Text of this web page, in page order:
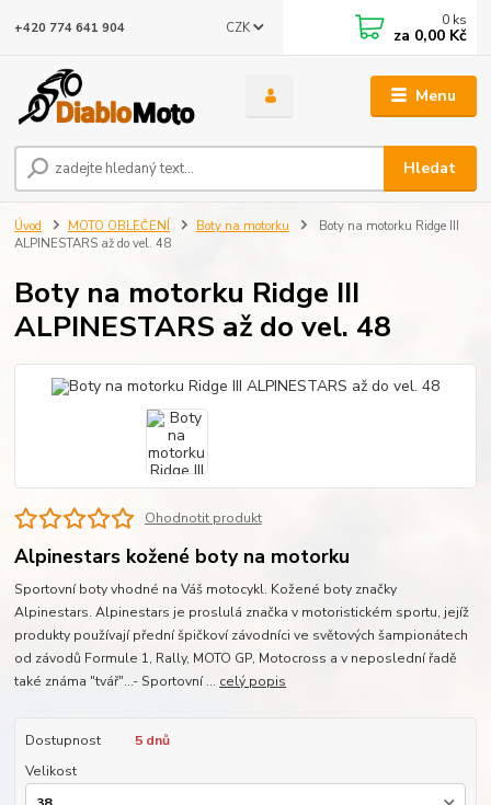
Menu
CZK
Hledat
+420 774 641 904 0 ks
za 0,00 Kč
Úvod MOTO OBLEČENÍ Boty na motorku
Boty na motorku Ridge III
ALPINESTARS až do vel. 48
Boty na motorku Ridge III
ALPINESTARS až do vel. 48
Ohodnotit produkt
Alpinestars kožené boty na motorku
Sportovní boty vhodné na Váš motocykl. Kožené boty značky
Alpinestars. Alpinestars je proslulá značka v motoristickém sportu, jejíž
produkty používají přední špičkoví závodníci ve světových šampionátech
od závodů Formule 1, Rally, MOTO GP, Motocross a v neposlední řadě
také známa "tvář"…- Sportovní ... celý popis
Dostupnost
5 dnů
Velikost